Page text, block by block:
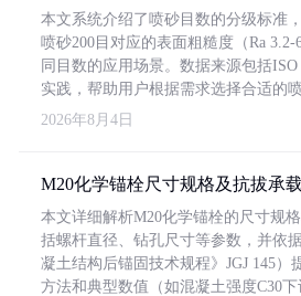
本文系统介绍了喷砂目数的分级标准
喷砂200目对应的表面粗糙度（Ra
同目数的应用场景。数据来源包括
实践，帮助用户根据需求选择合适的喷
2026年8月4日
M20化学锚栓尺寸规格及抗拔承
本文详细解析M20化学锚栓的尺寸规
括螺杆直径、钻孔尺寸等参数，并依
凝土结构后锚固技术规程》JGJ 145）
方法和典型数值（如混凝土强度C30下